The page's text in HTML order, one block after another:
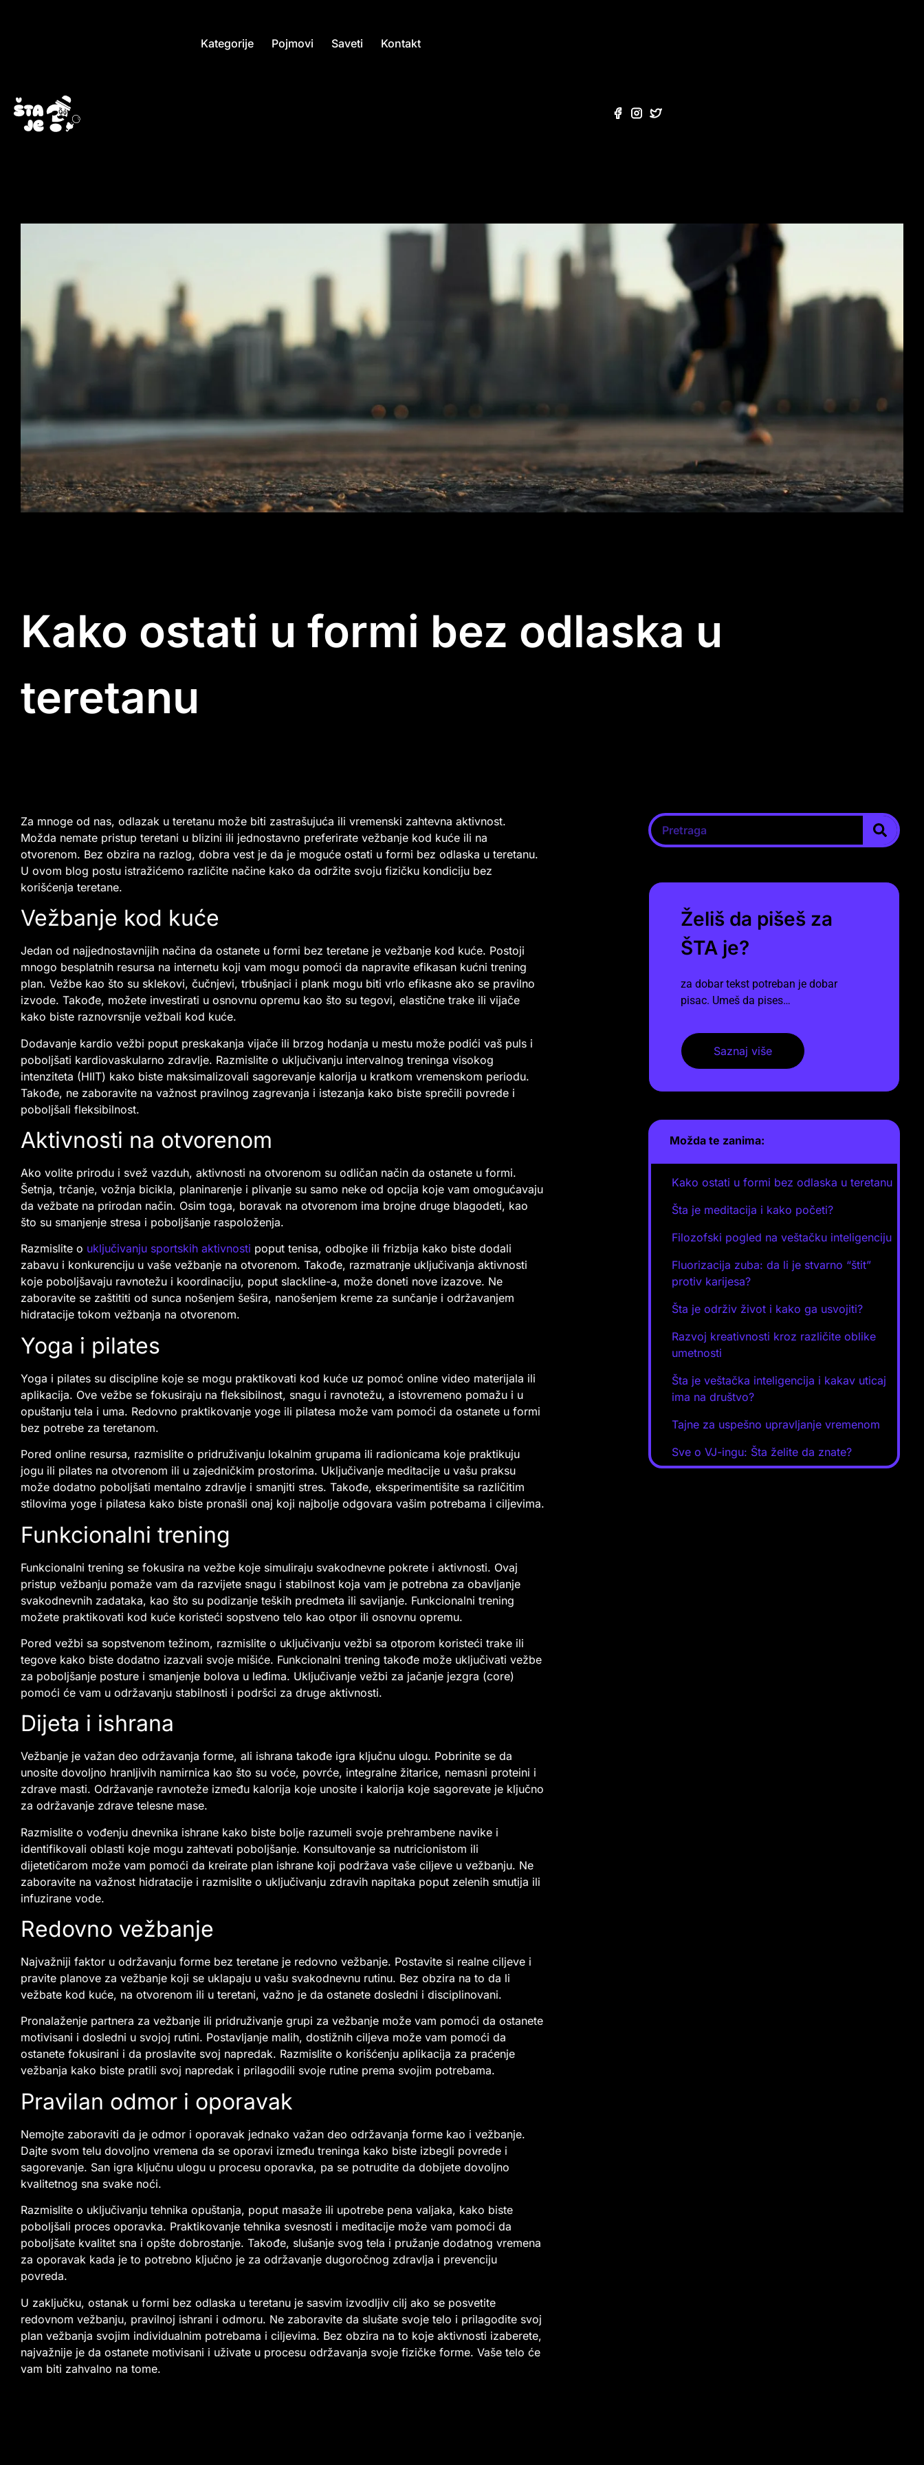
Kategorije Pojmovi Saveti Kontakt
Kako ostati u formi bez odlaska u
teretanu
Za mnoge od nas, odlazak u teretanu može biti zastrašujuća ili vremenski zahtevna aktivnost.
Možda nemate pristup teretani u blizini ili jednostavno preferirate vežbanje kod kuće ili na
otvorenom. Bez obzira na razlog, dobra vest je da je moguće ostati u formi bez odlaska u teretanu.
U ovom blog postu istražićemo različite načine kako da održite svoju fizičku kondiciju bez
korišćenja teretane.
Vežbanje kod kuće
Jedan od najjednostavnijih načina da ostanete u formi bez teretane je vežbanje kod kuće. Postoji
mnogo besplatnih resursa na internetu koji vam mogu pomoći da napravite efikasan kućni trening
plan. Vežbe kao što su sklekovi, čučnjevi, trbušnjaci i plank mogu biti vrlo efikasne ako se pravilno
izvode. Takođe, možete investirati u osnovnu opremu kao što su tegovi, elastične trake ili vijače
kako biste raznovrsnije vežbali kod kuće.
Dodavanje kardio vežbi poput preskakanja vijače ili brzog hodanja u mestu može podići vaš puls i
poboljšati kardiovaskularno zdravlje. Razmislite o uključivanju intervalnog treninga visokog
intenziteta (HIIT) kako biste maksimalizovali sagorevanje kalorija u kratkom vremenskom periodu.
Takođe, ne zaboravite na važnost pravilnog zagrevanja i istezanja kako biste sprečili povrede i
poboljšali fleksibilnost.
Aktivnosti na otvorenom
Ako volite prirodu i svež vazduh, aktivnosti na otvorenom su odličan način da ostanete u formi.
Šetnja, trčanje, vožnja bicikla, planinarenje i plivanje su samo neke od opcija koje vam omogućavaju
da vežbate na prirodan način. Osim toga, boravak na otvorenom ima brojne druge blagodeti, kao
što su smanjenje stresa i poboljšanje raspoloženja.
Razmislite o uključivanju sportskih aktivnosti poput tenisa, odbojke ili frizbija kako biste dodali
zabavu i konkurenciju u vaše vežbanje na otvorenom. Takođe, razmatranje uključivanja aktivnosti
koje poboljšavaju ravnotežu i koordinaciju, poput slackline-a, može doneti nove izazove. Ne
zaboravite se zaštititi od sunca nošenjem šešira, nanošenjem kreme za sunčanje i održavanjem
hidratacije tokom vežbanja na otvorenom.
Yoga i pilates
Yoga i pilates su discipline koje se mogu praktikovati kod kuće uz pomoć online video materijala ili
aplikacija. Ove vežbe se fokusiraju na fleksibilnost, snagu i ravnotežu, a istovremeno pomažu i u
opuštanju tela i uma. Redovno praktikovanje yoge ili pilatesa može vam pomoći da ostanete u formi
bez potrebe za teretanom.
Pored online resursa, razmislite o pridruživanju lokalnim grupama ili radionicama koje praktikuju
jogu ili pilates na otvorenom ili u zajedničkim prostorima. Uključivanje meditacije u vašu praksu
može dodatno poboljšati mentalno zdravlje i smanjiti stres. Takođe, eksperimentišite sa različitim
stilovima yoge i pilatesa kako biste pronašli onaj koji najbolje odgovara vašim potrebama i ciljevima.
Funkcionalni trening
Funkcionalni trening se fokusira na vežbe koje simuliraju svakodnevne pokrete i aktivnosti. Ovaj
pristup vežbanju pomaže vam da razvijete snagu i stabilnost koja vam je potrebna za obavljanje
svakodnevnih zadataka, kao što su podizanje teških predmeta ili savijanje. Funkcionalni trening
možete praktikovati kod kuće koristeći sopstveno telo kao otpor ili osnovnu opremu.
Pored vežbi sa sopstvenom težinom, razmislite o uključivanju vežbi sa otporom koristeći trake ili
tegove kako biste dodatno izazvali svoje mišiće. Funkcionalni trening takođe može uključivati vežbe
za poboljšanje posture i smanjenje bolova u leđima. Uključivanje vežbi za jačanje jezgra (core)
pomoći će vam u održavanju stabilnosti i podršci za druge aktivnosti.
Dijeta i ishrana
Vežbanje je važan deo održavanja forme, ali ishrana takođe igra ključnu ulogu. Pobrinite se da
unosite dovoljno hranljivih namirnica kao što su voće, povrće, integralne žitarice, nemasni proteini i
zdrave masti. Održavanje ravnoteže između kalorija koje unosite i kalorija koje sagorevate je ključno
za održavanje zdrave telesne mase.
Razmislite o vođenju dnevnika ishrane kako biste bolje razumeli svoje prehrambene navike i
identifikovali oblasti koje mogu zahtevati poboljšanje. Konsultovanje sa nutricionistom ili
dijetetičarom može vam pomoći da kreirate plan ishrane koji podržava vaše ciljeve u vežbanju. Ne
zaboravite na važnost hidratacije i razmislite o uključivanju zdravih napitaka poput zelenih smutija ili
infuzirane vode.
Redovno vežbanje
Najvažniji faktor u održavanju forme bez teretane je redovno vežbanje. Postavite si realne ciljeve i
pravite planove za vežbanje koji se uklapaju u vašu svakodnevnu rutinu. Bez obzira na to da li
vežbate kod kuće, na otvorenom ili u teretani, važno je da ostanete dosledni i disciplinovani.
Pronalaženje partnera za vežbanje ili pridruživanje grupi za vežbanje može vam pomoći da ostanete
motivisani i dosledni u svojoj rutini. Postavljanje malih, dostižnih ciljeva može vam pomoći da
ostanete fokusirani i da proslavite svoj napredak. Razmislite o korišćenju aplikacija za praćenje
vežbanja kako biste pratili svoj napredak i prilagodili svoje rutine prema svojim potrebama.
Pravilan odmor i oporavak
Nemojte zaboraviti da je odmor i oporavak jednako važan deo održavanja forme kao i vežbanje.
Dajte svom telu dovoljno vremena da se oporavi između treninga kako biste izbegli povrede i
sagorevanje. San igra ključnu ulogu u procesu oporavka, pa se potrudite da dobijete dovoljno
kvalitetnog sna svake noći.
Razmislite o uključivanju tehnika opuštanja, poput masaže ili upotrebe pena valjaka, kako biste
poboljšali proces oporavka. Praktikovanje tehnika svesnosti i meditacije može vam pomoći da
poboljšate kvalitet sna i opšte dobrostanje. Takođe, slušanje svog tela i pružanje dodatnog vremena
za oporavak kada je to potrebno ključno je za održavanje dugoročnog zdravlja i prevenciju
povreda.
U zaključku, ostanak u formi bez odlaska u teretanu je sasvim izvodljiv cilj ako se posvetite
redovnom vežbanju, pravilnoj ishrani i odmoru. Ne zaboravite da slušate svoje telo i prilagodite svoj
plan vežbanja svojim individualnim potrebama i ciljevima. Bez obzira na to koje aktivnosti izaberete,
najvažnije je da ostanete motivisani i uživate u procesu održavanja svoje fizičke forme. Vaše telo će
vam biti zahvalno na tome.
Želiš da pišeš za
ŠTA je?
za dobar tekst potreban je dobar
pisac. Umeš da pises…
Saznaj više
Možda te zanima:
Kako ostati u formi bez odlaska u teretanu
Šta je meditacija i kako početi?
Filozofski pogled na veštačku inteligenciju
Fluorizacija zuba: da li je stvarno “štit”
protiv karijesa?
Šta je održiv život i kako ga usvojiti?
Razvoj kreativnosti kroz različite oblike
umetnosti
Šta je veštačka inteligencija i kakav uticaj
ima na društvo?
Tajne za uspešno upravljanje vremenom
Sve o VJ-ingu: Šta želite da znate?